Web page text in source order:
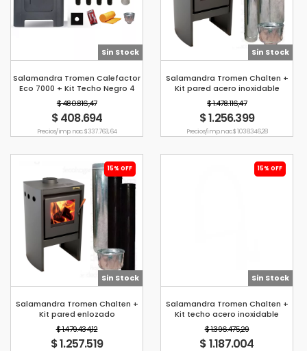
Sin Stock
Salamandra Tromen Calefactor
Eco 7000 + Kit Techo Negro 4
$ 480.816,47
$ 408.694
Precio s/imp. nac. $ 337.763,64
Sin Stock
Salamandra Tromen Chalten +
Kit pared acero inoxidable
$ 1.478.116,47
$ 1.256.399
Precio s/imp. nac. $ 1.038.346,28
15% OFF
Sin Stock
Salamandra Tromen Chalten +
Kit pared enlozado
$ 1.479.434,12
$ 1.257.519
15% OFF
Sin Stock
Salamandra Tromen Chalten +
Kit techo acero inoxidable
$ 1.396.475,29
$ 1.187.004